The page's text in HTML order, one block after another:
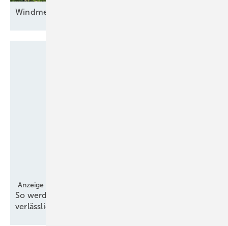
Windmessungen bleiben
Anzeige
So werden Windgutachten effizienter und
verlässlicher